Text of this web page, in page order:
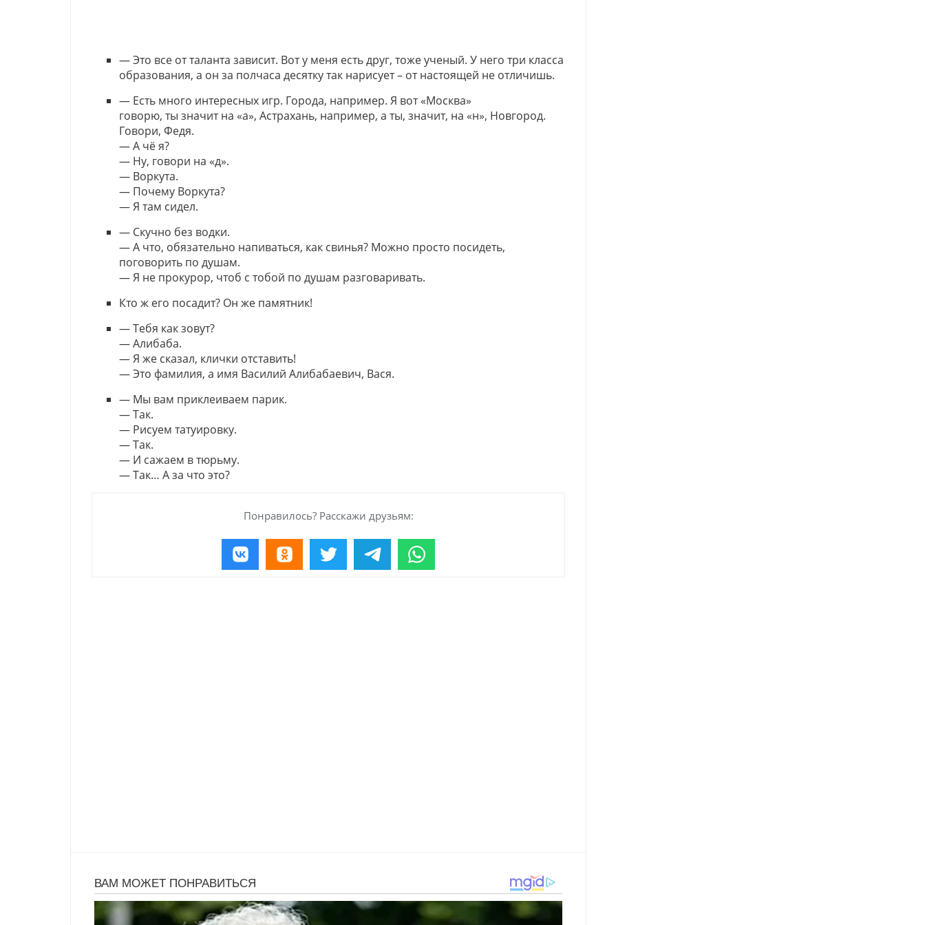
— Это все от таланта зависит. Вот у меня есть друг, тоже ученый. У него три класса
образования, а он за полчаса десятку так нарисует – от настоящей не отличишь.
— Есть много интересных игр. Города, например. Я вот «Москва»
говорю, ты значит на «а», Астрахань, например, а ты, значит, на «н», Новгород.
Говори, Федя.
— А чё я?
— Ну, говори на «д».
— Воркута.
— Почему Воркута?
— Я там сидел.
— Скучно без водки.
— А что, обязательно напиваться, как свинья? Можно просто посидеть,
поговорить по душам.
— Я не прокурор, чтоб с тобой по душам разговаривать.
Кто ж его посадит? Он же памятник!
— Тебя как зовут?
— Алибаба.
— Я же сказал, клички отставить!
— Это фамилия, а имя Василий Алибабаевич, Вася.
— Мы вам приклеиваем парик.
— Так.
— Рисуем татуировку.
— Так.
— И сажаем в тюрьму.
— Так… А за что это?
Понравилось? Расскажи друзьям: